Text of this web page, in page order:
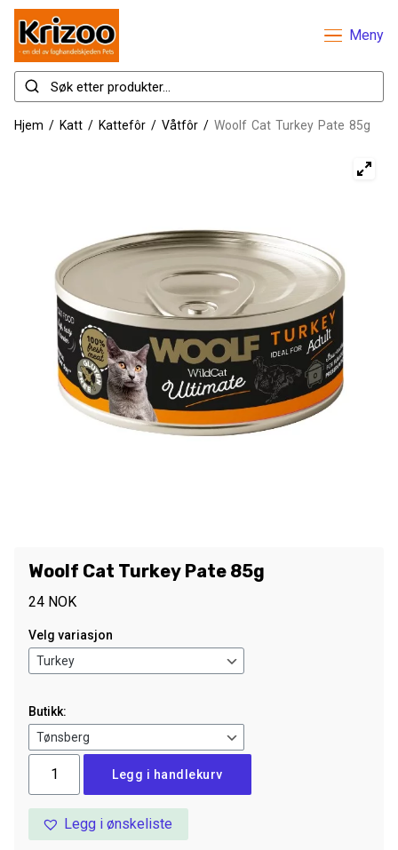
Meny
Hjem / Katt / Kattefôr / Våtfôr / Woolf Cat Turkey Pate 85g
Woolf Cat Turkey Pate 85g
24 NOK
Velg variasjon
Butikk:
Turkey
Pate
Legg i handlekurv
Legg i ønskeliste